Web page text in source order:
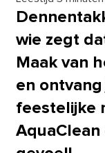
wie zegt
Maak van
en
feestelijke